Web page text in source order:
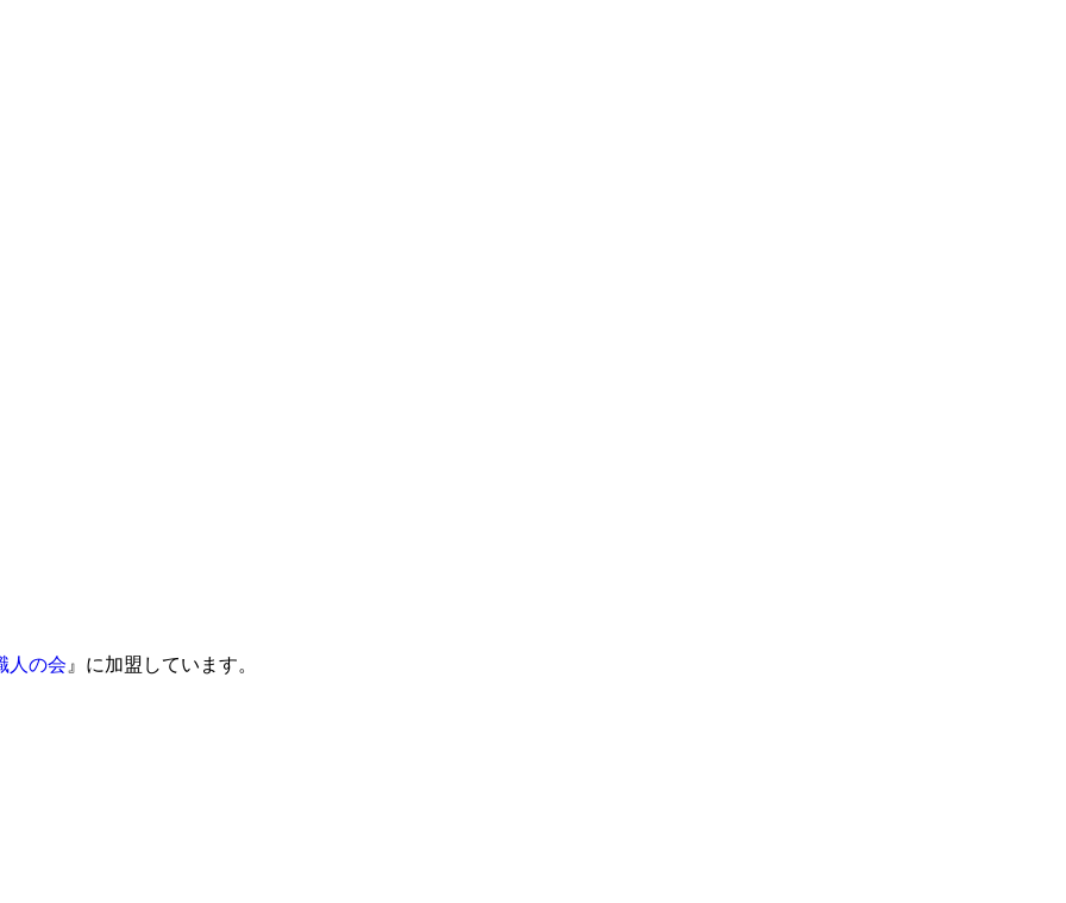
人の会 』に加盟しています。